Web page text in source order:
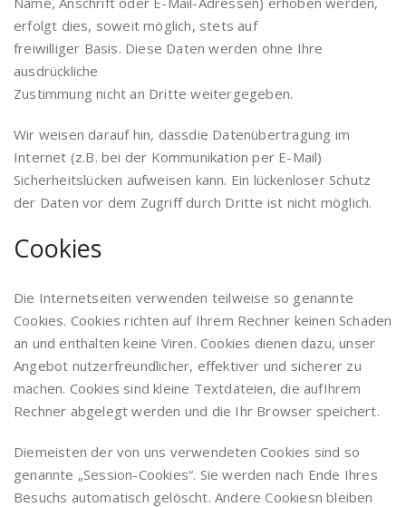
erfolgt dies, soweit möglich, stets auf
freiwilliger Basis. Diese Daten werden ohne Ihre
ausdrückliche
Zustimmung nicht an Dritte weitergegeben.
Wir weisen darauf hin, dassdie Datenübertragung im
Internet (z.B. bei der Kommunikation per E-Mail)
Sicherheitslücken aufweisen kann. Ein lückenloser Schutz
der Daten vor dem Zugriff durch Dritte ist nicht möglich.
Cookies
Die Internetseiten verwenden teilweise so genannte
Cookies. Cookies richten auf Ihrem Rechner keinen Schaden
an und enthalten keine Viren. Cookies dienen dazu, unser
Angebot nutzerfreundlicher, effektiver und sicherer zu
machen. Cookies sind kleine Textdateien, die aufIhrem
Rechner abgelegt werden und die Ihr Browser speichert.
Diemeisten der von uns verwendeten Cookies sind so
genannte „Session-Cookies“. Sie werden nach Ende Ihres
Besuchs automatisch gelöscht. Andere Cookiesn bleiben